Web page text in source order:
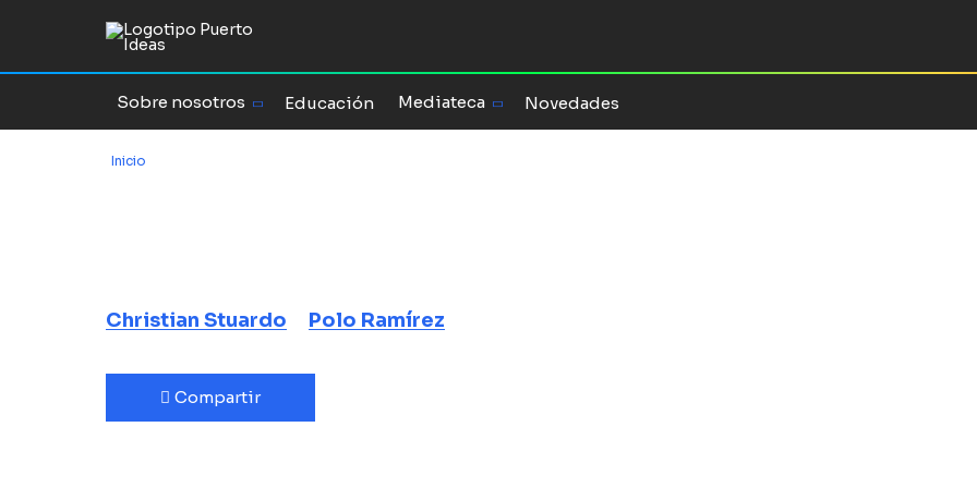
Sobre nosotros Educación Mediateca Novedades
Inicio
Christian Stuardo Polo Ramírez
Compartir